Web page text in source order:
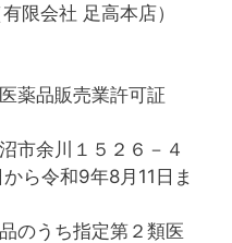
限会社 足高本店）
薬品販売業許可証
市余川１５２６－４
ら令和9年8月11日ま
のうち指定第２類医